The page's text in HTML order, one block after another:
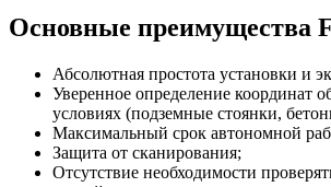
Основные преимущества
Абсолютная простота установки и
Уверенное определение координат
условиях (подземные стоянки,
Максимальный срок автономной
Защита от сканирования;
Отсутствие необходимости